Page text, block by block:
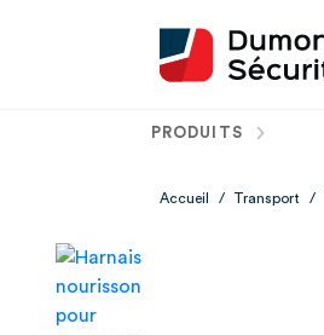
PRODUITS
Accueil / Transport /